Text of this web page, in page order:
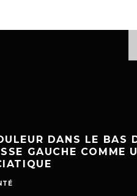
DANS LE BAS
GAUCHE COMME